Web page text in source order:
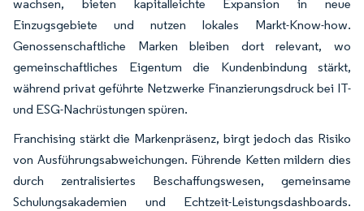
wachsen, bieten kapitalleichte Expansion in neue
Einzugsgebiete und nutzen lokales Markt-Know-how.
Genossenschaftliche Marken bleiben dort relevant, wo
gemeinschaftliches Eigentum die Kundenbindung stärkt,
während privat geführte Netzwerke Finanzierungsdruck bei IT-
und ESG-Nachrüstungen spüren.
Franchising stärkt die Markenpräsenz, birgt jedoch das Risiko
von Ausführungsabweichungen. Führende Ketten mildern dies
durch zentralisiertes Beschaffungswesen, gemeinsame
Schulungsakademien und Echtzeit-Leistungsdashboards.